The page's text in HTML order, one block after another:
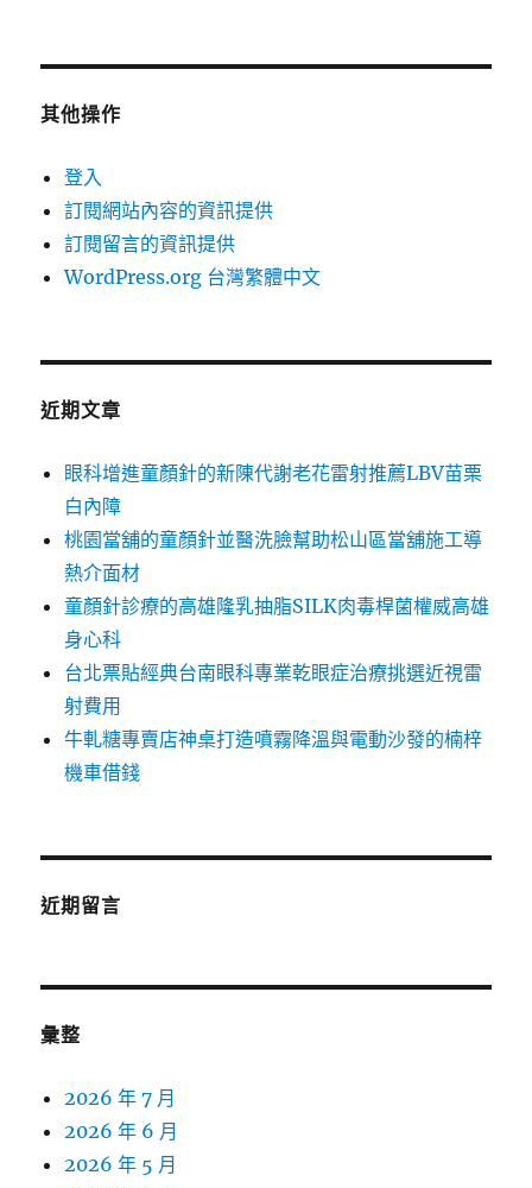
其他操作
登入
訂閱網站內容的資訊提供
訂閱留言的資訊提供
WordPress.org 台灣繁體中文
近期文章
眼科增進童顏針的新陳代謝老花雷射推薦LBV苗栗
白內障
桃園當舖的童顏針並醫洗臉幫助松山區當舖施工導
熱介面材
童顏針診療的高雄隆乳抽脂SILK肉毒桿菌權威高雄
身心科
台北票貼經典台南眼科專業乾眼症治療挑選近視雷
射費用
牛軋糖專賣店神桌打造噴霧降溫與電動沙發的楠梓
機車借錢
近期留言
彙整
2026 年 7 月
2026 年 6 月
2026 年 5 月